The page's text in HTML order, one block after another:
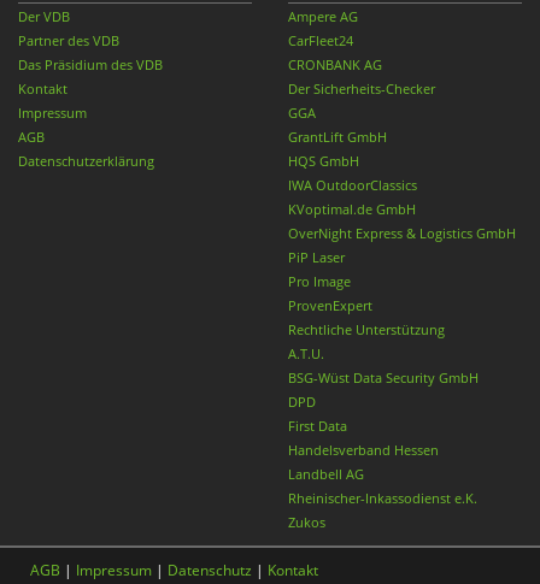
Der VDB
Partner des VDB
Das Präsidium des VDB
Kontakt
Impressum
AGB
Datenschutzerklärung
Ampere AG
CarFleet24
CRONBANK AG
Der Sicherheits-Checker
GGA
GrantLift GmbH
HQS GmbH
IWA OutdoorClassics
KVoptimal.de GmbH
OverNight Express & Logistics GmbH
PiP Laser
Pro Image
ProvenExpert
Rechtliche Unterstützung
A.T.U.
BSG-Wüst Data Security GmbH
DPD
First Data
Handelsverband Hessen
Landbell AG
Rheinischer-Inkassodienst e.K.
Zukos
AGB | Impressum | Datenschutz | Kontakt